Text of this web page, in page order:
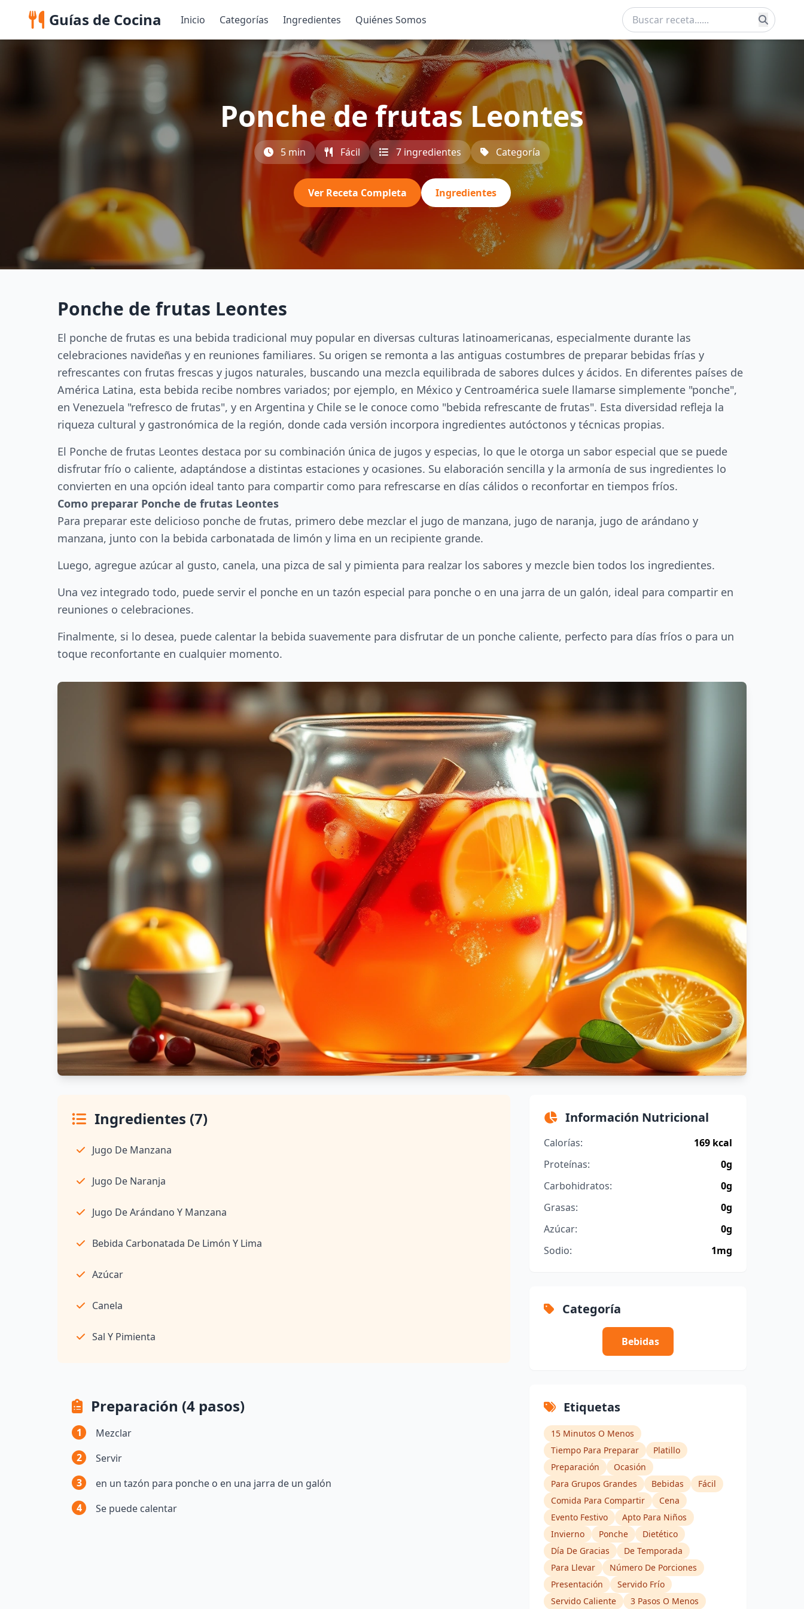
Guías de Cocina Inicio Categorías Ingredientes Quiénes Somos
Ponche de frutas Leontes
5 min Fácil 7 ingredientes Categoría
Ver Receta Completa Ingredientes
Ponche de frutas Leontes
El ponche de frutas es una bebida tradicional muy popular en diversas culturas latinoamericanas, especialmente durante las
celebraciones navideñas y en reuniones familiares. Su origen se remonta a las antiguas costumbres de preparar bebidas frías y
refrescantes con frutas frescas y jugos naturales, buscando una mezcla equilibrada de sabores dulces y ácidos. En diferentes países de
América Latina, esta bebida recibe nombres variados; por ejemplo, en México y Centroamérica suele llamarse simplemente "ponche",
en Venezuela "refresco de frutas", y en Argentina y Chile se le conoce como "bebida refrescante de frutas". Esta diversidad refleja la
riqueza cultural y gastronómica de la región, donde cada versión incorpora ingredientes autóctonos y técnicas propias.
El Ponche de frutas Leontes destaca por su combinación única de jugos y especias, lo que le otorga un sabor especial que se puede
disfrutar frío o caliente, adaptándose a distintas estaciones y ocasiones. Su elaboración sencilla y la armonía de sus ingredientes lo
convierten en una opción ideal tanto para compartir como para refrescarse en días cálidos o reconfortar en tiempos fríos.
Como preparar Ponche de frutas Leontes
Para preparar este delicioso ponche de frutas, primero debe mezclar el jugo de manzana, jugo de naranja, jugo de arándano y
manzana, junto con la bebida carbonatada de limón y lima en un recipiente grande.
Luego, agregue azúcar al gusto, canela, una pizca de sal y pimienta para realzar los sabores y mezcle bien todos los ingredientes.
Una vez integrado todo, puede servir el ponche en un tazón especial para ponche o en una jarra de un galón, ideal para compartir en
reuniones o celebraciones.
Finalmente, si lo desea, puede calentar la bebida suavemente para disfrutar de un ponche caliente, perfecto para días fríos o para un
toque reconfortante en cualquier momento.
Ingredientes (7)
Jugo De Manzana
Jugo De Naranja
Jugo De Arándano Y Manzana
Bebida Carbonatada De Limón Y Lima
Azúcar
Canela
Sal Y Pimienta
Preparación (4 pasos)
1
Mezclar
2
Servir
3
en un tazón para ponche o en una jarra de un galón
4
Se puede calentar
Información Nutricional
Calorías:
169 kcal
Proteínas:
0g
Carbohidratos:
0g
Grasas:
0g
Azúcar:
0g
Sodio:
1mg
Categoría
Bebidas
Etiquetas
15 Minutos O Menos
Tiempo Para Preparar
Platillo
Preparación
Ocasión
Para Grupos Grandes
Bebidas
Fácil
Comida Para Compartir
Cena
Evento Festivo
Apto Para Niños
Invierno
Ponche
Dietético
Día De Gracias
De Temporada
Para Llevar
Número De Porciones
Presentación
Servido Frío
Servido Caliente
3 Pasos O Menos